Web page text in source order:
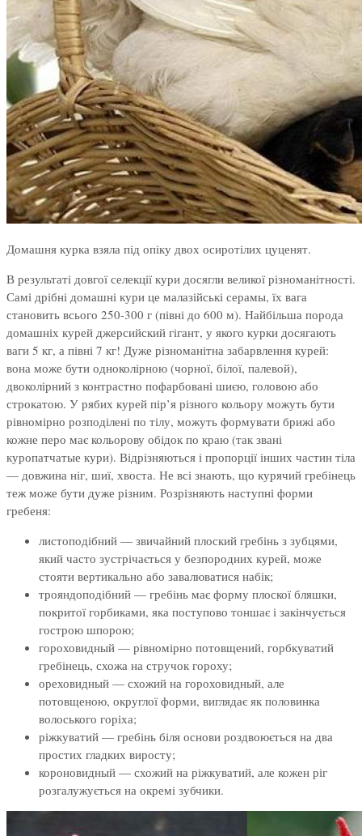
Домашня курка взяла під опіку двох осиротілих цуценят.
В результаті довгої селекції кури досягли великої різноманітності.
Самі дрібні домашні кури це малазійські серамы, їх вага
становить всього 250-300 г (півні до 600 м). Найбільша порода
домашніх курей джерсийский гігант, у якого курки досягають
ваги 5 кг, а півні 7 кг! Дуже різноманітна забарвлення курей:
вона може бути одноколірною (чорної, білої, палевой),
двоколірний з контрастно пофарбовані шиєю, головою або
строкатою. У рябих курей пір’я різного кольору можуть бути
рівномірно розподілені по тілу, можуть формувати брижі або
кожне перо має кольорову обідок по краю (так звані
куропатчатые кури). Відрізняються і пропорції інших частин тіла
— довжина ніг, шиї, хвоста. Не всі знають, що курячий гребінець
теж може бути дуже різним. Розрізняють наступні форми
гребеня:
листоподібний — звичайний плоский гребінь з зубцями,
який часто зустрічається у безпородних курей, може
стояти вертикально або завалюватися набік;
трояндоподібний — гребінь має форму плоскої бляшки,
покритої горбиками, яка поступово тоншає і закінчується
гострою шпорою;
гороховидный — рівномірно потовщений, горбкуватий
гребінець, схожа на стручок гороху;
ореховидный — схожий на гороховидный, але
потовщеною, округлої форми, виглядає як половинка
волоського горіха;
ріжкуватий — гребінь біля основи роздвоюється на два
простих гладких виросту;
короновидный — схожий на ріжкуватий, але кожен ріг
розгалужується на окремі зубчики.